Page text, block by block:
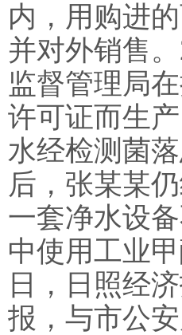
内，用购进
并对外销售
监督管理局
许可证而生
水经检测菌
后，张某某
一套净水设
中使用工业
日，日照经
报，与市公